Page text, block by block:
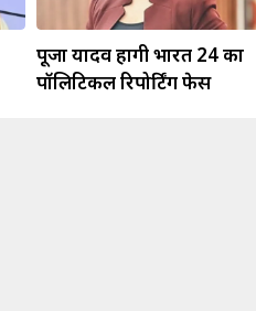
पूजा यादव होंगी भारत 24 का
पॉलिटिकल रिपोर्टिंग फेस